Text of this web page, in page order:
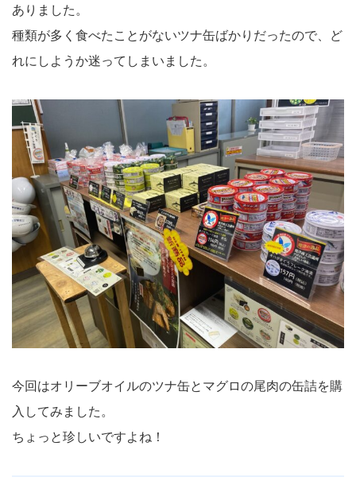
ありました。
種類が多く食べたことがないツナ缶ばかりだったので、ど
れにしようか迷ってしまいました。
今回はオリーブオイルのツナ缶とマグロの尾肉の缶詰を購
入してみました。
ちょっと珍しいですよね！